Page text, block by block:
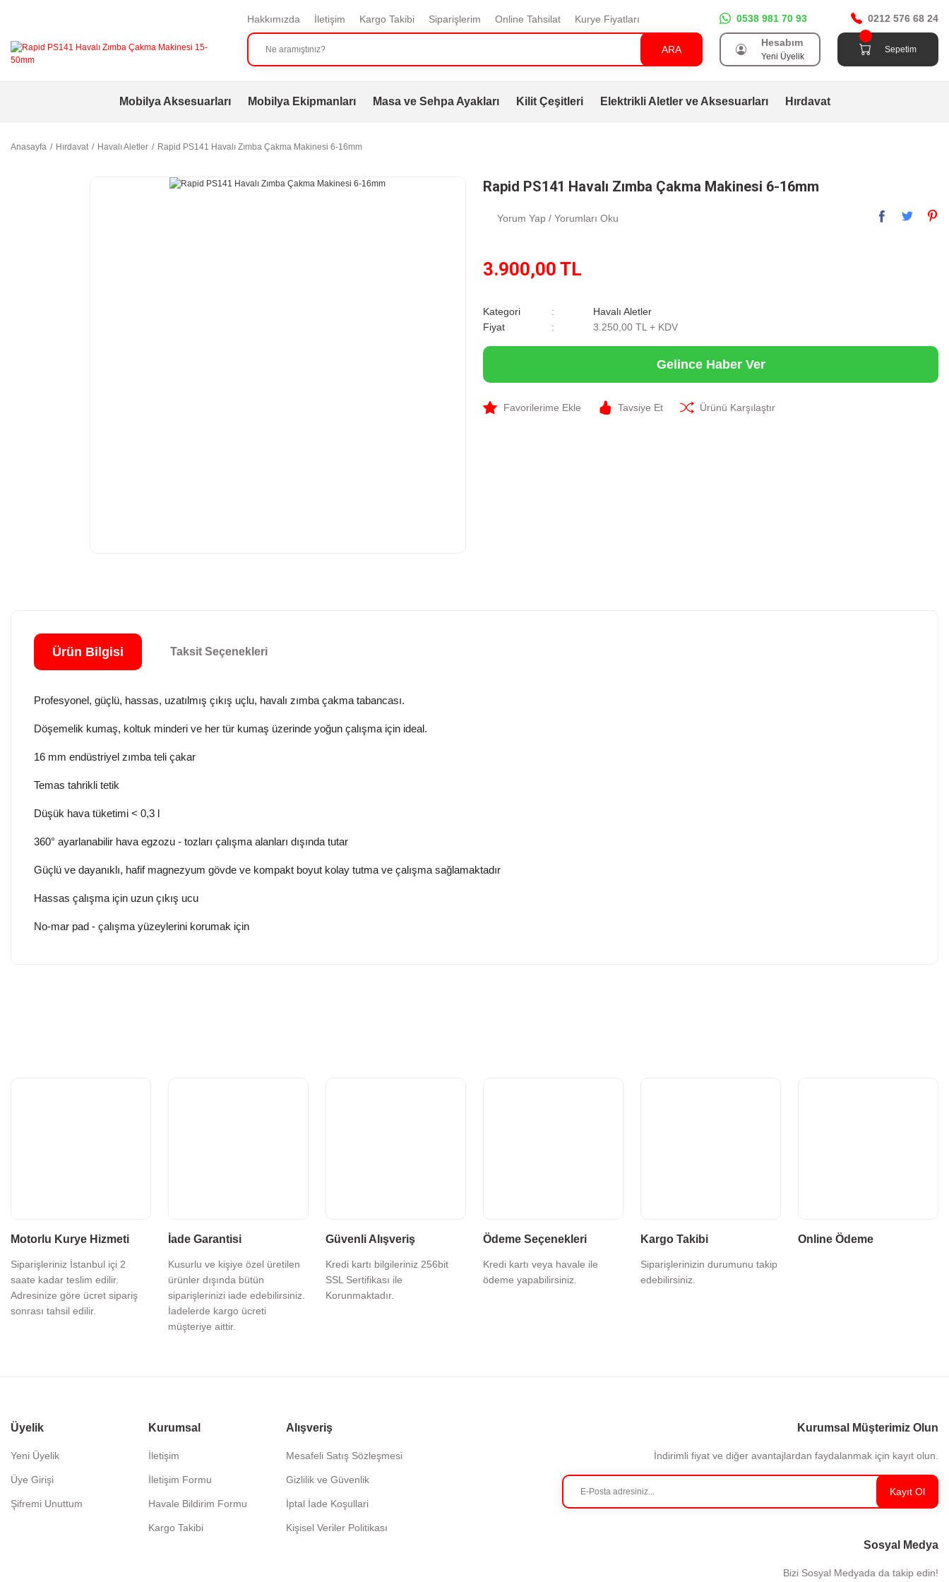
Hakkımızda İletişim Kargo Takibi Siparişlerim Online Tahsilat Kurye Fiyatları
ARA
0538 981 70 93 0212 576 68 24
Hesabım
Yeni Üyelik
Sepetim
Mobilya Aksesuarları Mobilya Ekipmanları Masa ve Sehpa Ayakları Kilit Çeşitleri Elektrikli Aletler ve Aksesuarları Hırdavat
Anasayfa Hırdavat Havalı Aletler Rapid PS141 Havalı Zımba Çakma Makinesi 6-16mm
Rapid PS141 Havalı Zımba Çakma Makinesi 6-16mm
Yorum Yap / Yorumları Oku
3.900,00 TL
Kategori
Havalı Aletler
Fiyat
3.250,00 TL + KDV
Gelince Haber Ver
Tavsiye Et Ürünü Karşılaştır
Ürün Bilgisi Taksit Seçenekleri
Profesyonel, güçlü, hassas, uzatılmış çıkış uçlu, havalı zımba çakma tabancası.
Döşemelik kumaş, koltuk minderi ve her tür kumaş üzerinde yoğun çalışma için ideal.
16 mm endüstriyel zımba teli çakar
Temas tahrikli tetik
Düşük hava tüketimi < 0,3 l
360° ayarlanabilir hava egzozu - tozları çalışma alanları dışında tutar
Güçlü ve dayanıklı, hafif magnezyum gövde ve kompakt boyut kolay tutma ve çalışma sağlamaktadır
Hassas çalışma için uzun çıkış ucu
No-mar pad - çalışma yüzeylerini korumak için
Motorlu Kurye Hizmeti
Siparişleriniz İstanbul içi 2
saate kadar teslim edilir.
Adresinize göre ücret sipariş
sonrası tahsil edilir.
İade Garantisi
Kusurlu ve kişiye özel üretilen
ürünler dışında bütün
siparişlerinizi iade edebilirsiniz.
İadelerde kargo ücreti
müşteriye aittir.
Güvenli Alışveriş
Kredi kartı bilgileriniz 256bit
SSL Sertifikası ile
Korunmaktadır.
Ödeme Seçenekleri
Kredi kartı veya havale ile
ödeme yapabilirsiniz.
Kargo Takibi
Siparişlerinizin durumunu takip
edebilirsiniz.
Online Ödeme
Üyelik
Yeni Üyelik
Üye Girişi
Şifremi Unuttum
Kurumsal
İletişim
İletişim Formu
Havale Bildirim Formu
Kargo Takibi
Alışveriş
Mesafeli Satış Sözleşmesi
Gizlilik ve Güvenlik
İptal İade Koşullari
Kişisel Veriler Politikası
Kurumsal Müşterimiz Olun
İndirimli fiyat ve diğer avantajlardan faydalanmak için kayıt olun.
Kayıt Ol
Sosyal Medya
Bizi Sosyal Medyada da takip edin!